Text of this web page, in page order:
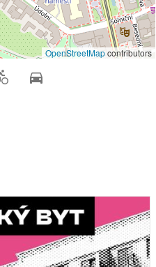
OpenStreetMapcontributors